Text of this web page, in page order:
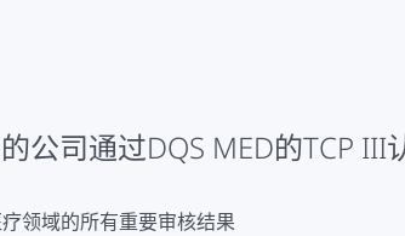
lll的认证费用不能一次性给出。然而，我们将
公司通过DQS MED的TCP III
领域的所有重要审核结果